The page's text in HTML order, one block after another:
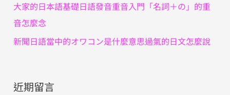
大家的日本語基礎日語發音重音入門「名詞＋の」的重
音怎麼念
新聞日語當中的オワコン是什麼意思過氣的日文怎麼說
近期留言